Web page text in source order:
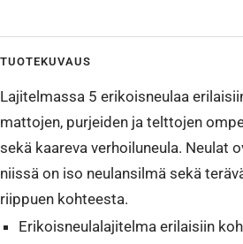
TUOTEKUVAUS
Lajitelmassa 5 erikoisneulaa
mattojen, purjeiden ja telttojen
sekä kaareva verhoiluneula. Neulat
niissä on iso neulansilmä sekä
riippuen kohteesta.
Erikoisneulalajitelma erilaisiin